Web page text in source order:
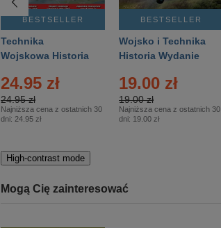
BESTSELLER
Technika
Wojskowa Historia
24.95 zł
24.95 zł
Najniższa cena z ostatnich 30
dni: 24.95 zł
BESTSELLER
Wojsko i Technika
Historia Wydanie
– 2/2026
19.00 zł
19.00 zł
Najniższa cena z ostatnich 30
dni: 19.00 zł
High-contrast mode
Mogą Cię zainteresować